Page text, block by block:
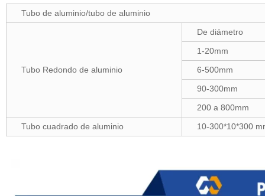
Tubo de aluminio/tubo de aluminio
Tubo Redondo de aluminio
De diámetro
1-20mm
6-500mm
90-300mm
200 a 800mm
Tubo cuadrado de aluminio
10-300*10*300